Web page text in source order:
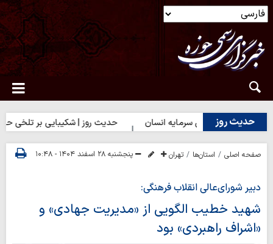
حدیث روز
روز | بهترین سرمایه انسان حدیث روز | شکیبایی بر تلخی حق
صفحه اصلی استان‌ها تهران پنجشنبه ۲۸ اسفند ۱۴۰۴ - ۱۰:۴۸
دبیر شورای‌عالی انقلاب فرهنگی:
شهید خطیب الگویی از «مدیریت جهادی» و
«اشراف راهبردی» بود